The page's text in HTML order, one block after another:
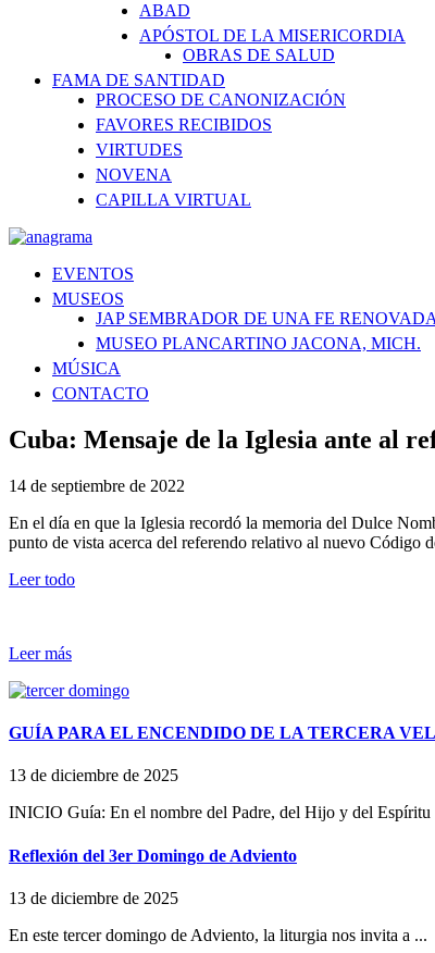
ABAD
APÓSTOL DE LA MISERICORDIA
OBRAS DE SALUD
FAMA DE SANTIDAD
PROCESO DE CANONIZACIÓN
FAVORES RECIBIDOS
VIRTUDES
NOVENA
CAPILLA VIRTUAL
EVENTOS
MUSEOS
JAP SEMBRADOR DE UNA FE RENOVADA
MUSEO PLANCARTINO JACONA, MICH.
MÚSICA
CONTACTO
Cuba: Mensaje de la Iglesia ante al
14 de septiembre de 2022
En el día en que la Iglesia recordó la memoria del Dulce
punto de vista acerca del referendo relativo al nuevo Código
Leer todo
Leer más
GUÍA PARA EL ENCENDIDO DE LA TERCERA
13 de diciembre de 2025
INICIO Guía: En el nombre del Padre, del Hijo y del Espíritu
Reflexión del 3er Domingo de Adviento
13 de diciembre de 2025
En este tercer domingo de Adviento, la liturgia nos invita a ...